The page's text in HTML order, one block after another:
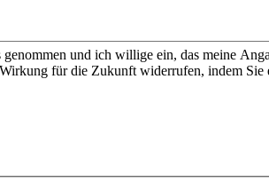
und ich willige ein, das meine
für die Zukunft widerrufen, indem Sie